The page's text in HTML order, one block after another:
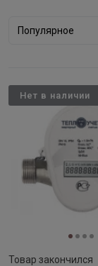
Популярное
Товар закончился
Нет в наличии